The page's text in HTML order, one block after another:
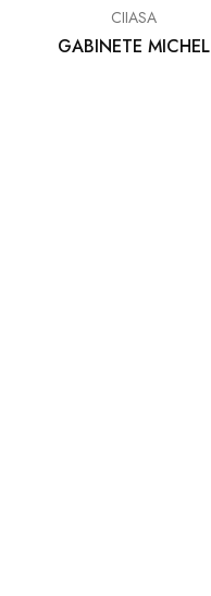
CIIASA
GABINETE MICHEL